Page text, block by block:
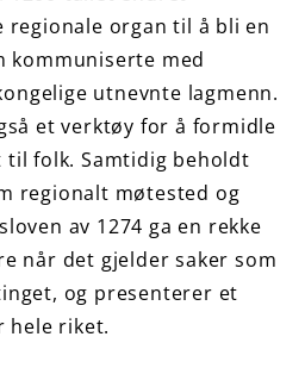
organ til å bli en
kommuniserte med
utnevnte lagmenn.
et verktøy for å formidle
folk. Samtidig beholdt
regionalt møtested og
av 1274 ga en rekke
når det gjelder saker som
og presenterer et
hele riket.